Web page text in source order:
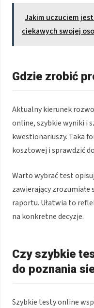
Jakim uczuciem
ciekawych swojej
Gdzie zrobić
Aktualny kierunek
online, szybkie wyniki i
kwestionariuszy. Taka
kosztowej i sprawdzić
Warto wybrać test
zawierający
raportu. Ułatwia to
na konkretne decyzje.
Czy szybkie
do poznania
Szybkie testy online